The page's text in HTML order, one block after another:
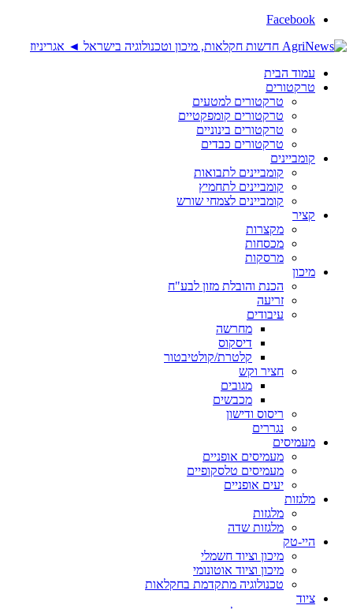
Facebook
עמוד הבית
טרקטורים
טרקטורים למטעים
טרקטורים קומפקטיים
טרקטורים בינוניים
טרקטורים כבדים
קומביינים
קומביינים לתבואות
קומביינים לתחמיץ
קומביינים לצמחי שורש
קציר
מקצרות
מכסחות
מרסקות
מיכון
הכנת והובלת מזון לבע"ח
זריעה
עיבודים
מחרשה
דיסקוס
קלטרת/קולטיבטור
חציר וקש
מגובים
מכבשים
ריסוס ודישון
נגררים
מעמיסים
מעמיסים אופניים
מעמיסים טלסקופיים
יעים אופניים
מלגזות
מלגזות
מלגזות שדה
היי-טק
מיכון וציוד חשמלי
מיכון וציוד אוטונומי
טכנולוגיה מתקדמת בחקלאות
ציוד